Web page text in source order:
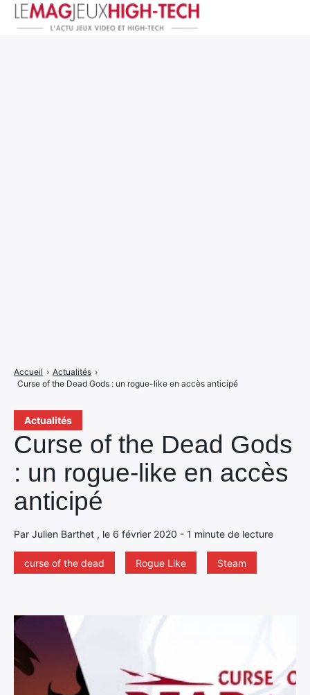
Actualités
Curse of the Dead Gods
: un rogue-like en accès
anticipé
Par Julien Barthet , le 6 février 2020 - 1 minute de lecture
curse of the dead Rogue Like Steam
Accueil › Actualités ›
Curse of the Dead Gods : un rogue-like en accès anticipé